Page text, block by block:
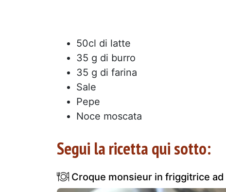
50cl di latte
35 g di burro
35 g di farina
Sale
Pepe
Noce moscata
Segui la ricetta qui sotto:
Croque monsieur in friggitrice